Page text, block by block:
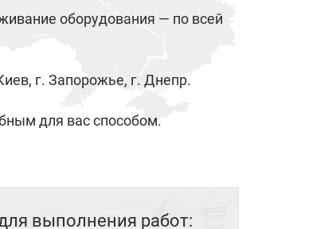
оборудования — по всей
г. Запорожье, г. Днепр.
для вас способом.
выполнения работ: